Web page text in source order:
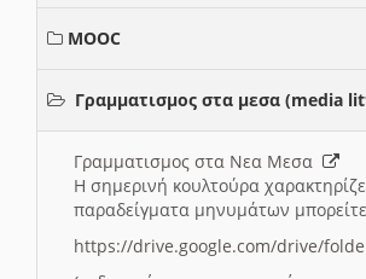
MOOC
Γραμματισμος στα μεσα (media
Γραμματισμος στα Νεα Μεσα
Η σημερινή κουλτούρα
παραδείγματα μηνυμάτων
https://drive.google.com/drive/